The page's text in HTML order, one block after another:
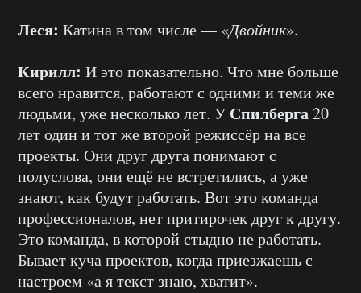
Леся: Катина в том числе — «Двойник».
Кирилл: И это показательно. Что мне больше
всего нравится, работают с одними и теми же
людьми, уже несколько лет. У Спилберга20
лет один и тот же второй режиссёр на все
проекты. Они друг друга понимают с
полуслова, они ещё не встретились, а уже
знают, как будут работать. Вот это команда
профессионалов, нет притирочек друг к другу.
Это команда, в которой стыдно не работать.
Бывает куча проектов, когда приезжаешь с
настроем «а я текст знаю, хватит».